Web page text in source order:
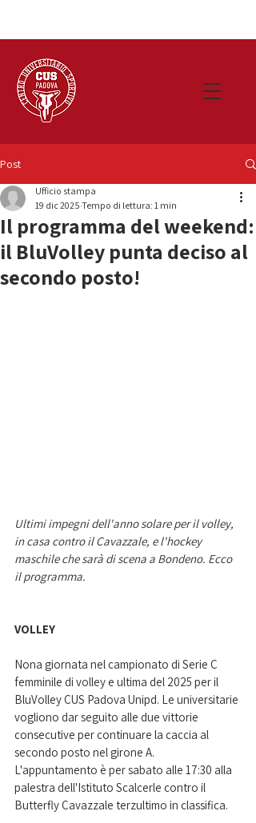
Post
Il programma del weekend:
il BluVolley punta deciso al
secondo posto!
Ufficio stampa
19 dic 2025 Tempo di lettura: 1 min
Ultimi impegni dell'anno solare per il volley,
in casa contro il Cavazzale, e l'hockey
maschile che sarà di scena a Bondeno. Ecco
il programma.
VOLLEY
Nona giornata nel campionato di Serie C
femminile di volley e ultima del 2025 per il
BluVolley CUS Padova Unipd. Le universitarie
vogliono dar seguito alle due vittorie
consecutive per continuare la caccia al
secondo posto nel girone A.
L'appuntamento è per sabato alle 17:30 alla
palestra dell'Istituto Scalcerle contro il
Butterfly Cavazzale terzultimo in classifica.